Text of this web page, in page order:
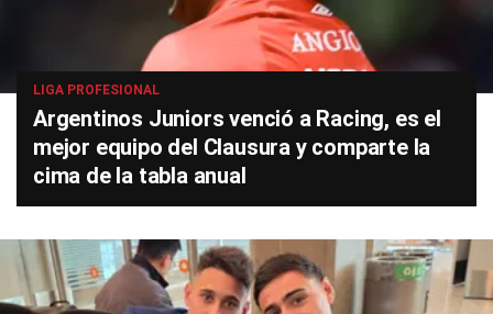
LIGA PROFESIONAL
Argentinos Juniors venció a Racing, es el
mejor equipo del Clausura y comparte la
cima de la tabla anual